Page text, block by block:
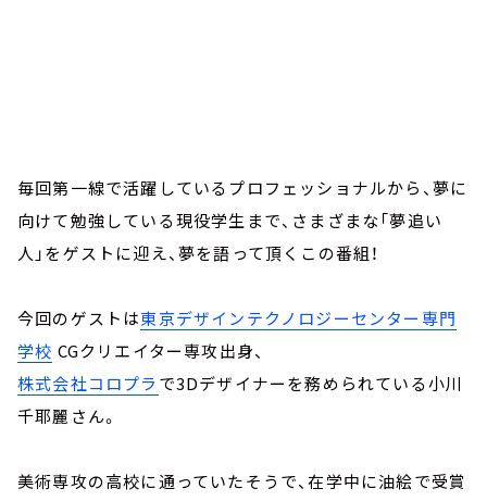
毎回第一線で活躍しているプロフェッショナルから、夢に
向けて勉強している現役学生まで、さまざまな「夢追い
人」をゲストに迎え、夢を語って頂くこの番組！
今回のゲストは東京デザインテクノロジーセンター専門
学校 CGクリエイター専攻出身、
株式会社コロプラ で3Dデザイナーを務められている小川
千耶麗さん。
美術専攻の高校に通っていたそうで、在学中に油絵で受賞